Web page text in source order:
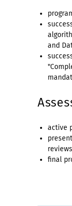
and
active
reviews
final